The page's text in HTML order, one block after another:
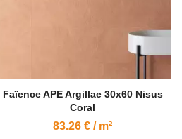
Faïence APE Argillae 30x60 Nisus
Coral
83.26 € / m²